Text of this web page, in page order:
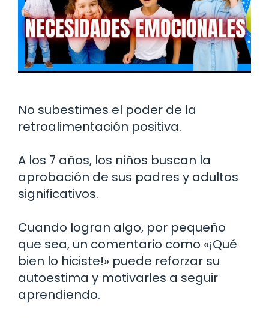
No subestimes el poder de la
retroalimentación positiva.
A los 7 años, los niños buscan la
aprobación de sus padres y adultos
significativos.
Cuando logran algo, por pequeño
que sea, un comentario como «¡Qué
bien lo hiciste!» puede reforzar su
autoestima y motivarles a seguir
aprendiendo.